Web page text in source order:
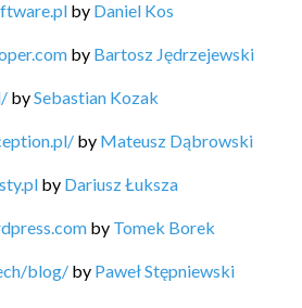
by Daniel Kos
by Bartosz Jędrzejewski
bySebastian Kozak
by Mateusz Dąbrowski
by Dariusz Łuksza
by Tomek Borek
blog/ by Paweł Stępniewski